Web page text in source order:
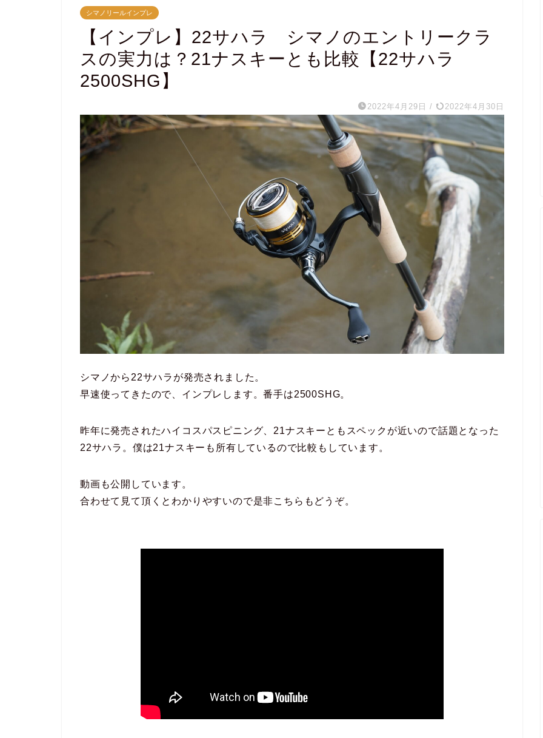
シマノリールインプレ
【インプレ】22サハラ シマノのエントリークラ
スの実力は？21ナスキーとも比較【22サハラ
2500SHG】
2022年4月29日 / 2022年4月30日
シマノから22サハラが発売されました。
早速使ってきたので、インプレします。番手は2500SHG。
昨年に発売されたハイコスパスピニング、21ナスキーともスペックが近いので話題となった
22サハラ。僕は21ナスキーも所有しているので比較もしています。
動画も公開しています。
合わせて見て頂くとわかりやすいので是非こちらもどうぞ。